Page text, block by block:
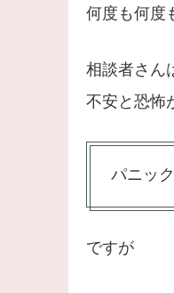
何度も何度
相談者さん
不安と恐怖
パニッ
ですが